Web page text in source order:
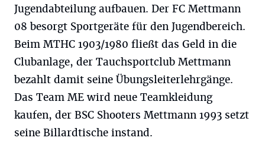
Jugendabteilung aufbauen. Der FC Mettmann
08 besorgt Sportgeräte für den Jugendbereich.
Beim MTHC 1903/1980 fließt das Geld in die
Clubanlage, der Tauchsportclub Mettmann
bezahlt damit seine Übungsleiterlehrgänge.
Das Team ME wird neue Teamkleidung
kaufen, der BSC Shooters Mettmann 1993 setzt
seine Billardtische instand.